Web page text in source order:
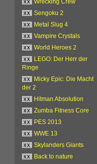
xx
Wrecking Crew
xx
Sengoku 2
xx
Metal Slug 4
xx
Vampire Crystals
xx
World Heroes 2
xx
LEGO: Der Herr der
Ringe
xx
Micky Epic: Die Macht
der 2
xx
Hitman Absolution
xx
Zumba Fitness Core
xx
PES 2013
xx
WWE 13
xx
Skylanders Giants
xx
Back to nature